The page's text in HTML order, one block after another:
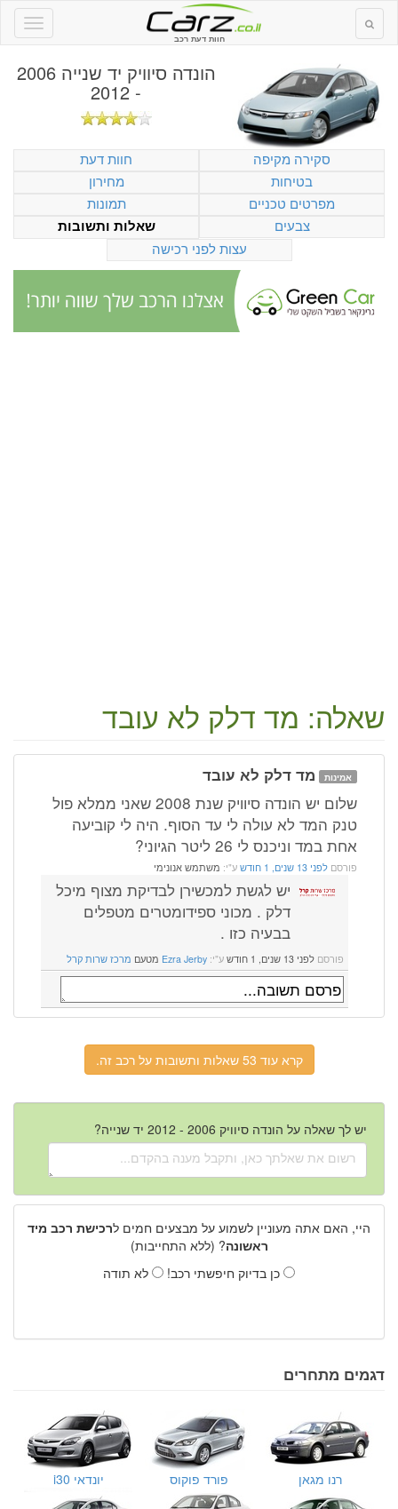
חוות דעת רכב
הונדה סיוויק יד שנייה 2006
- 2012
סקירה מקיפה
חוות דעת
בטיחות
מחירון
מפרטים טכניים
תמונות
צבעים
שאלות ותשובות
עצות לפני רכישה
שאלה: מד דלק לא עובד
אמינות מד דלק לא עובד
שלום יש הונדה סיוויק שנת 2008 שאני ממלא פול
טנק המד לא עולה לי עד הסוף. היה לי קוביעה
אחת במד וניכנס לי 26 ליטר הגיוני?
פורסם לפני 13 שנים, 1 חודש ע"י: משתמש אנונימי
יש לגשת למכשירן לבדיקת מצוף מיכל
דלק . מכוני ספידומטרים מטפלים
בבעיה כזו .
פורסם לפני 13 שנים, 1 חודש ע"י: Ezra Jerby מטעם מרכז שרות קרל
קרא עוד 53 שאלות ותשובות על רכב זה.
יש לך שאלה על הונדה סיוויק 2006 - 2012 יד שנייה?
היי, האם אתה מעוניין לשמוע על מבצעים חמים לרכישת רכב מיד
ראשונה? (ללא התחייבות)
כן בדיוק חיפשתי רכב!
לא תודה
דגמים מתחרים
רנו מגאן פורד פוקוס יונדאי i30